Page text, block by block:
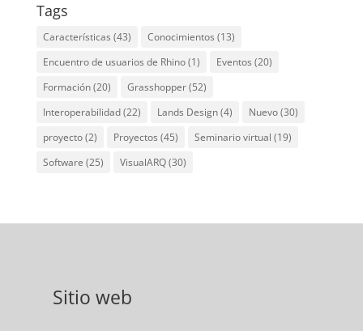
Tags
Características (43) Conocimientos (13)
Encuentro de usuarios de Rhino(1) Eventos (20)
Formación(20) Grasshopper(52)
Interoperabilidad(22) Lands Design(4) Nuevo(30)
proyecto(2) Proyectos (45) Seminario virtual (19)
Software (25) VisualARQ(30)
Sitio web